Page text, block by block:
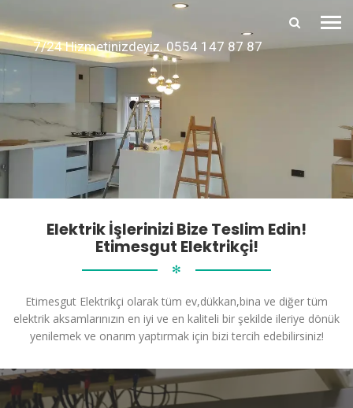
7/24 Hizmetinizdeyiz. 0554 147 87 87
Elektrik İşlerinizi Bize Teslim Edin!
Etimesgut Elektrikçi!
✻
Etimesgut Elektrikçi olarak tüm ev,dükkan,bina ve diğer tüm
elektrik aksamlarınızın en iyi ve en kaliteli bir şekilde ileriye dönük
yenilemek ve onarım yaptırmak için bizi tercih edebilirsiniz!